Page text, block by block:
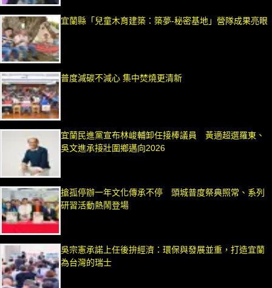
宜蘭縣「兒童木育建築：築夢-秘密基地」營隊成果亮眼
普度減碳不減心 集中焚燒更清新
宜蘭民進黨宣布林峻輔卸任接棒議員 黃適超選羅東、
吳文進承接壯圍鄉邁向2026
搶孤停辦一年文化傳承不停 頭城普度祭典照常、系列
研習活動熱鬧登場
吳宗憲承諾上任後拚經濟：環保與發展並重，打造宜蘭
為台灣的瑞士